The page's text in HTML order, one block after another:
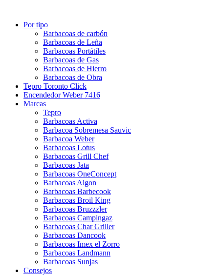
Por tipo
Barbacoas de carbón
Barbacoas de Leña
Barbacoas Portátiles
Barbacoas de Gas
Barbacoas de Hierro
Barbacoas de Obra
Tepro Toronto Click
Encendedor Weber 7416
Marcas
Tepro
Barbacoas Activa
Barbacoa Sobremesa Sauvic
Barbacoa Weber
Barbacoas Lotus
Barbacoas Grill Chef
Barbacoas Jata
Barbacoas OneConcept
Barbacoas Algon
Barbacoas Barbecook
Barbacoas Broil King
Barbacoas Bruzzzler
Barbacoas Campingaz
Barbacoas Char Griller
Barbacoas Dancook
Barbacoas Imex el Zorro
Barbacoas Landmann
Barbacoas Sunjas
Consejos